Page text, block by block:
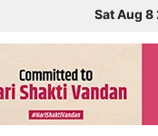
Sat Aug